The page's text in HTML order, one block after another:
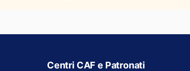
Centri CAF e Patronati